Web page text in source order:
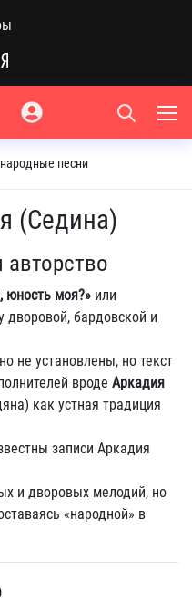
песни
(Седина)
юность моя?» или
дворовой, бардовской и
не установлены, но текст
вроде Аркадия
как устная традиция
записи Аркадия
и дворовых мелодий, но
«народной» в